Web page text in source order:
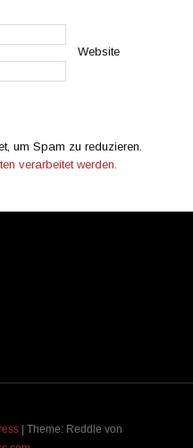
Website
um Spam zu reduzieren.
verarbeitet werden.
| Theme: Reddle von